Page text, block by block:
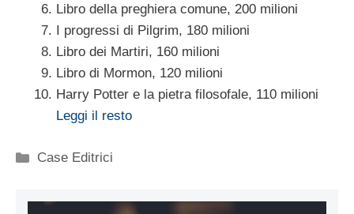
Libro della preghiera comune, 200 milioni
I progressi di Pilgrim, 180 milioni
Libro dei Martiri, 160 milioni
Libro di Mormon, 120 milioni
Harry Potter e la pietra filosofale, 110 milioni
Leggi il resto
Categorie
Case Editrici